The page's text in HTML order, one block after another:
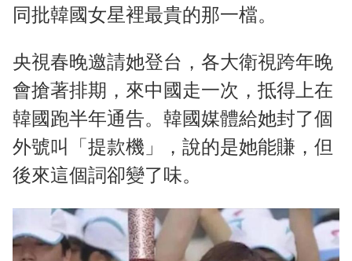
同批韓國女星裡最貴的那一檔。
央視春晚邀請她登台，各大衛視跨年晚
會搶著排期，來中國走一次，抵得上在
韓國跑半年通告。韓國媒體給她封了個
外號叫「提款機」，說的是她能賺，但
後來這個詞卻變了味。